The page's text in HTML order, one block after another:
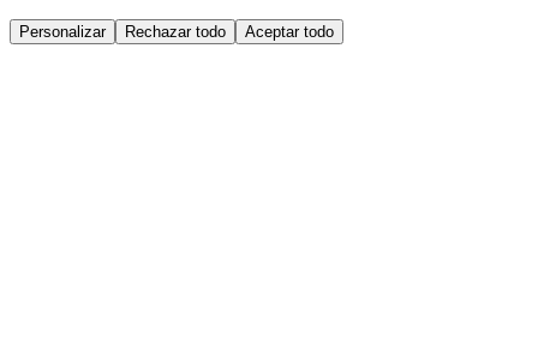
Personalizar Rechazar todo Aceptar todo